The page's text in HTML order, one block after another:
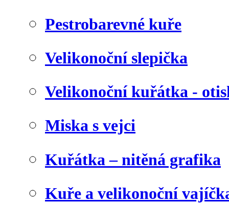
Pestrobarevné kuře
Velikonoční slepička
Velikonoční kuřátka -
Miska s vejci
Kuřátka – nitěná grafika
Kuře a velikonoční